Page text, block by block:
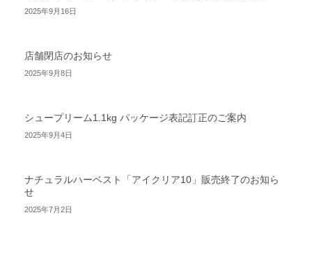
2025年9月16日
店舗閉店のお知らせ
2025年9月8日
シュープリーム1.1kg パッケージ表記訂正のご案内
2025年9月4日
ナチュラルハーベスト「アイクリア10」販売終了のお知ら
せ
2025年7月2日